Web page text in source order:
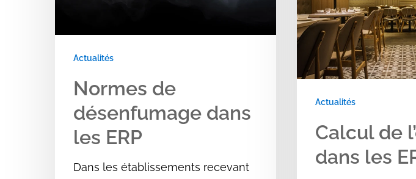
Actualités
Normes de
désenfumage dans
les ERP
Dans les établissements recevant
les
ERP
Actualités
Calcul de
dans les